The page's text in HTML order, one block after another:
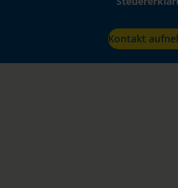
Kontakt